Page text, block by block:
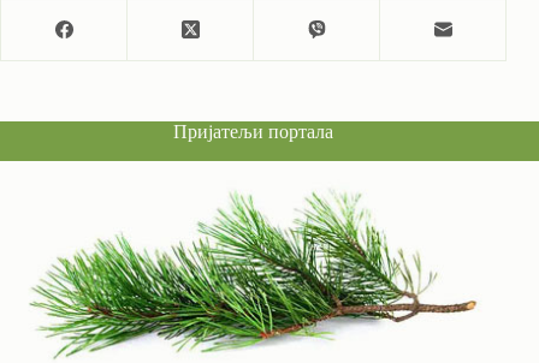
Пријатељи портала